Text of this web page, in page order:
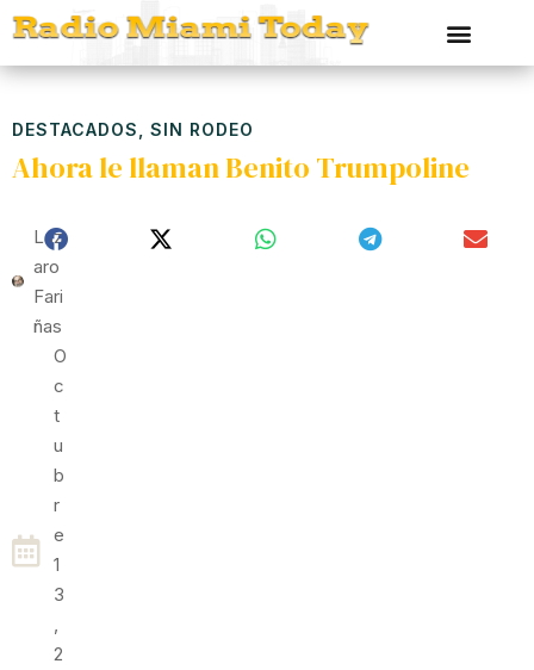
DESTACADOS SIN RODEO
Ahora le llaman Benito Trumpoline
Láz
Aro
Fari
Ñas
O
C
T
U
B
R
E
1
3
,
2